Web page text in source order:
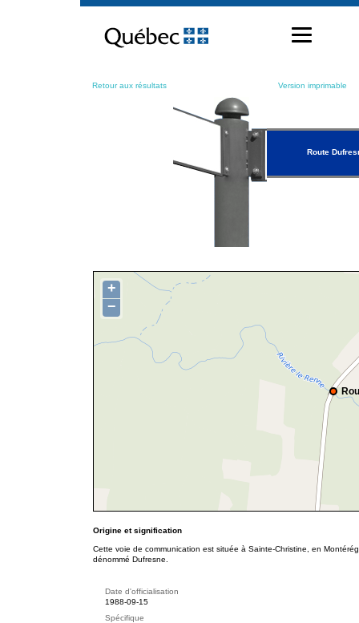
contenu
Retour aux résultats Version imprimable
Route
+
−
Origine et signification
Cette voie de communication est située à Sainte-Christine, en
dénommé Dufresne.
Date d'officialisation
1988-09-15
Spécifique